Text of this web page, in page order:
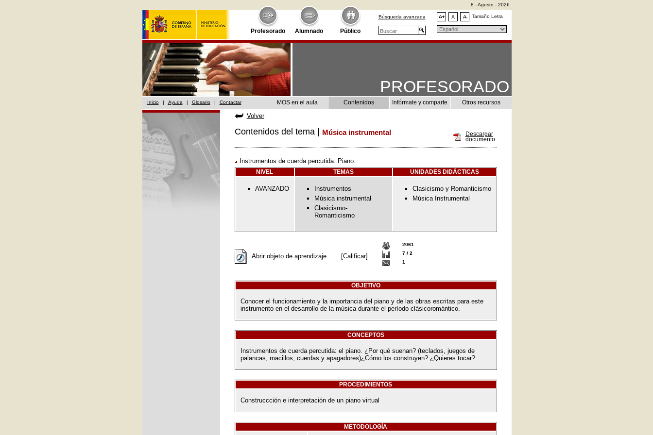
Profesorado Alumnado Público
8 - Agosto - 2026
Búsqueda avanzada Tamaño Letra
PROFESORADO
Inicio | Ayuda | Glosario | Contactar MOS en el aula Contenidos Infórmate y comparte Otros recursos
Volver
Descargar
documento
Contenidos del tema | Música instrumental
Instrumentos de cuerda percutida: Piano.
NIVEL TEMAS UNIDADES DIDÁCTICAS
AVANZADO
Instrumentos
Música instrumental
Clasicismo-
Romanticismo
Clasicismo y Romanticismo
Música Instrumental
Abrir objeto de aprendizaje [Calificar]
2061
7 / 2
1
OBJETIVO
Conocer el funcionamiento y la importancia del piano y de las obras escritas para este
instrumento en el desarrollo de la música durante el período clásicoromántico.
CONCEPTOS
Instrumentos de cuerda percutida: el piano. ¿Por qué suenan? (teclados, juegos de
palancas, macillos, cuerdas y apagadores)¿Cómo los construyen? ¿Quieres tocar?
PROCEDIMIENTOS
Construccción e interpretación de un piano virtual
METODOLOGÍA